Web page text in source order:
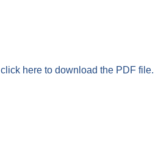
click here to download the PDF file.